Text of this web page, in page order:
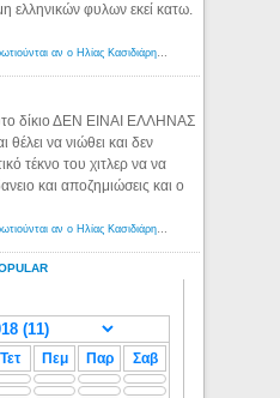
ελληνικών φυλων εκεί κατω.
δίκιο ΔΕΝ ΕΙΝΑΙ ΕΛΛΗΝΑΣ
να νιώθει και δεν
τέκνο του χιτλερ να να
και αποζημιώσεις και ο
Τετ Πεμ Παρ Σαβ